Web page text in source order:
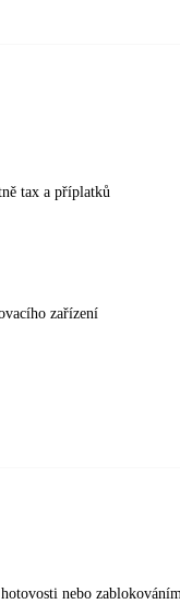
tax a příplatků
zařízení
nebo